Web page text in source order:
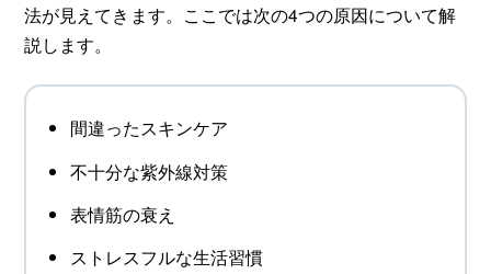
法が見えてきます。ここでは次の4つの原因について解
説します。
間違ったスキンケア
不十分な紫外線対策
表情筋の衰え
ストレスフルな生活習慣